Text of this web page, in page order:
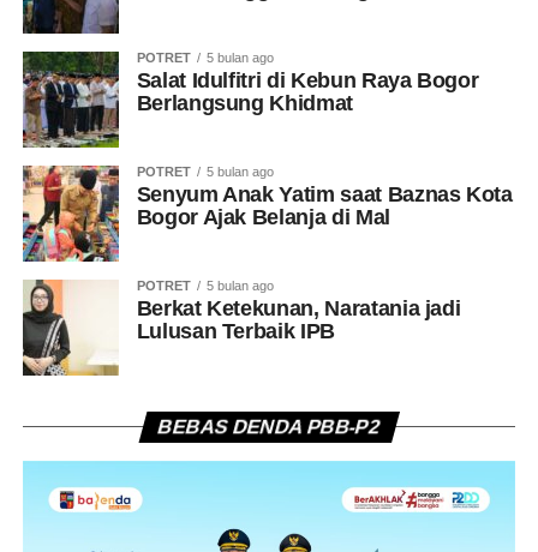
POTRET 5 bulan ago
Salat Idulfitri di Kebun Raya Bogor
Berlangsung Khidmat
POTRET 5 bulan ago
Senyum Anak Yatim saat Baznas Kota
Bogor Ajak Belanja di Mal
POTRET 5 bulan ago
Berkat Ketekunan, Naratania jadi
Lulusan Terbaik IPB
BEBAS DENDA PBB-P2